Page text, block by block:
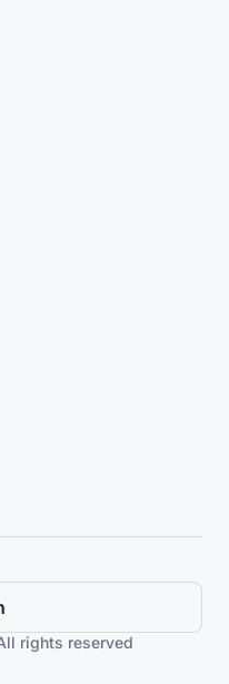
rights reserved